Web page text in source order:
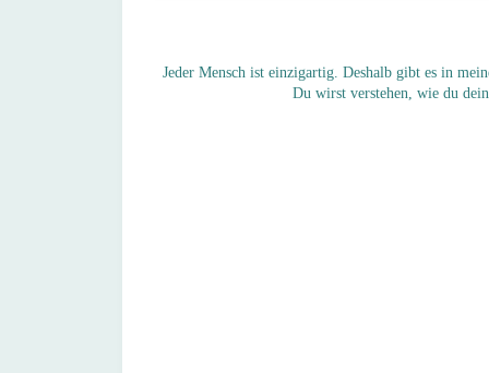
Jeder Mensch ist einzigartig. Deshalb gibt es in
Du wirst verstehen, wie du